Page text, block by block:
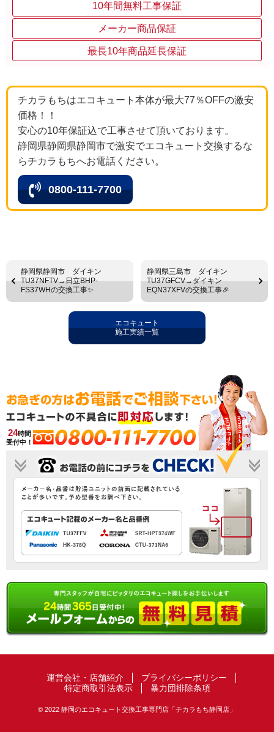
10年間無料工事保証
メーカー商品保証
最長10年商品延長保証
チカラもちはエコキュート本体が最大77％OFFの激安
価格！！
安心の10年保証込で工事させて頂いております。
静岡県静岡県静岡市で激安でエコキュート交換するな
らチカラもちへお電話ください。
0800-111-7700
静岡県静岡市 ダイキン
TU37NFTV→日立BHP-
FS37WHの交換工事✨
静岡県三島市 ダイキン
TU37GFCV→ダイキン
EQN37XFVの交換工事🎉
エコキュート
施工実績一覧
24時間
受付中！
0800-111-7700
運営会社・店舗紹介
プライバシーポリシー
特定商取引法表示
暴力団排除条項
© 2022 静岡のエコキュート交換工事専門店「チカラもち静岡店」